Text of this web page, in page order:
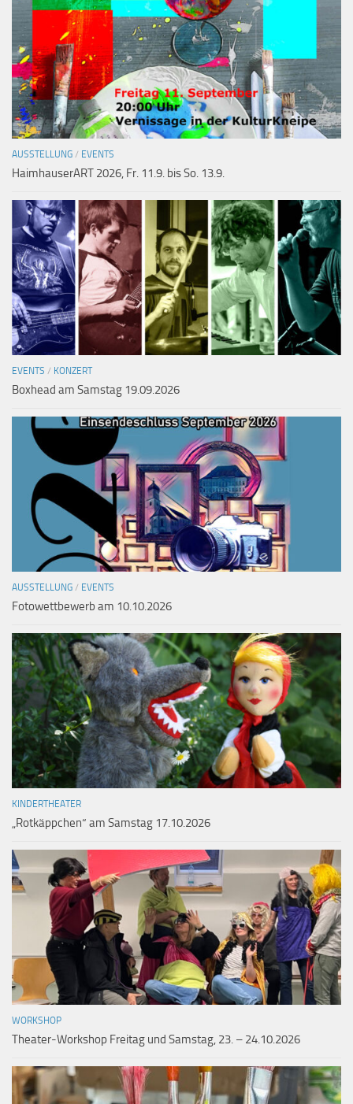
AUSSTELLUNG / EVENTS
HaimhauserART 2026, Fr. 11.9. bis So. 13.9.
EVENTS / KONZERT
Boxhead am Samstag 19.09.2026
AUSSTELLUNG / EVENTS
Fotowettbewerb am 10.10.2026
KINDERTHEATER
„Rotkäppchen“ am Samstag 17.10.2026
WORKSHOP
Theater-Workshop Freitag und Samstag, 23. – 24.10.2026